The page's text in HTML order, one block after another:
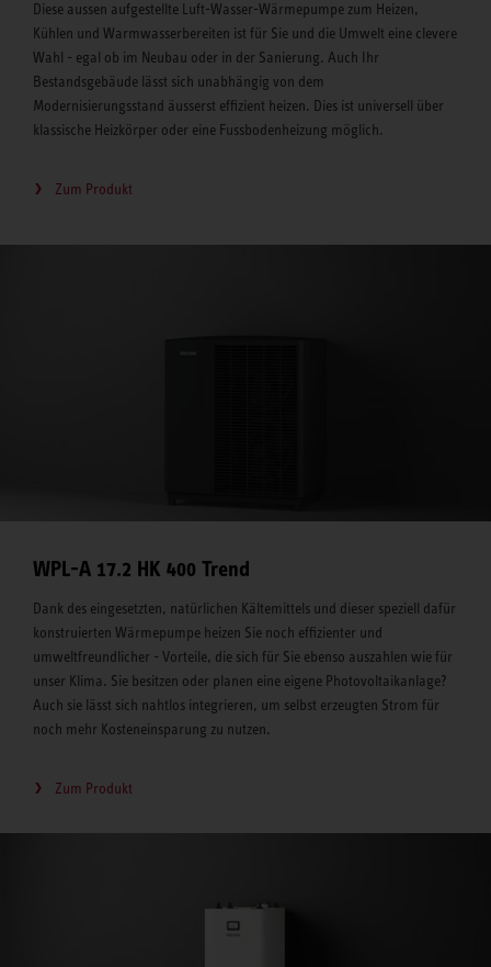
Diese aussen aufgestellte Luft-Wasser-Wärmepumpe zum Heizen,
Kühlen und Warmwasserbereiten ist für Sie und die Umwelt eine clevere
Wahl - egal ob im Neubau oder in der Sanierung. Auch Ihr
Bestandsgebäude lässt sich unabhängig von dem
Modernisierungsstand äusserst effizient heizen. Dies ist universell über
klassische Heizkörper oder eine Fussbodenheizung möglich.
Zum Produkt
WPL-A 17.2 HK 400 Trend
Dank des eingesetzten, natürlichen Kältemittels und dieser speziell dafür
konstruierten Wärmepumpe heizen Sie noch effizienter und
umweltfreundlicher - Vorteile, die sich für Sie ebenso auszahlen wie für
unser Klima. Sie besitzen oder planen eine eigene Photovoltaikanlage?
Auch sie lässt sich nahtlos integrieren, um selbst erzeugten Strom für
noch mehr Kosteneinsparung zu nutzen.
Zum Produkt